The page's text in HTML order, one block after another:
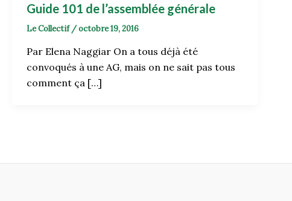
Guide 101 de l’assemblée générale
Le Collectif /octobre 19, 2016
Par Elena Naggiar On a tous déjà été
convoqués à une AG, mais on ne sait pas tous
comment ça […]